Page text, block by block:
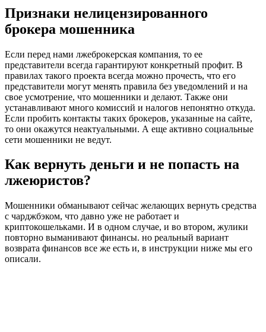
Признаки нелицензированного
брокера мошенника
Если перед нами лжеброкерская компания, то ее
представители всегда гарантируют конкретный профит. В
правилах такого проекта всегда можно прочесть, что его
представители могут менять правила без уведомлений и на
свое усмотрение, что мошенники и делают. Также они
устанавливают много комиссий и налогов непонятно откуда.
Если пробить контакты таких брокеров, указанные на сайте,
то они окажутся неактуальными. А еще активно социальные
сети мошенники не ведут.
Как вернуть деньги и не попасть на
лжеюристов?
Мошенники обманывают сейчас желающих вернуть средства
с чарджбэком, что давно уже не работает и
криптокошельками. И в одном случае, и во втором, жулики
повторно выманивают финансы. но реальный вариант
возврата финансов все же есть и, в инструкции ниже мы его
описали.